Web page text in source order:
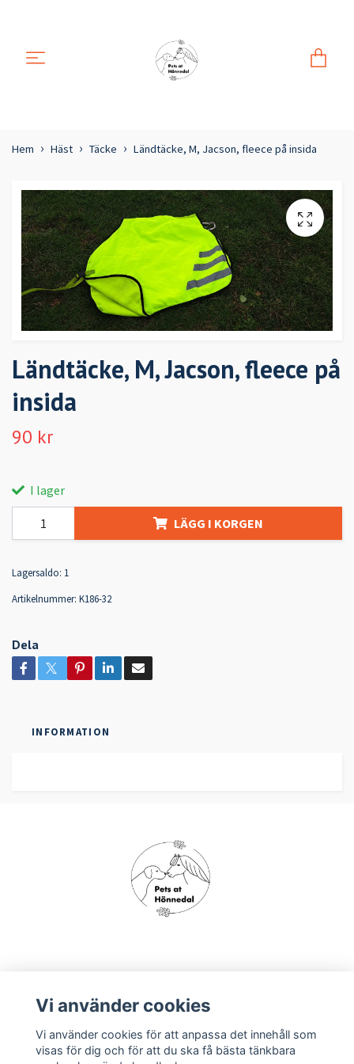
Hem Häst Täcke Ländtäcke, M, Jacson, fleece på insida
Ländtäcke, M, Jacson, fleece på
insida
90 kr
I lager
LÄGG I KORGEN
Lagersaldo: 1
Artikelnummer: K186-32
Dela
INFORMATION
Köpvillkor
Vi använder cookies
Vi använder cookies för att anpassa det innehåll som
visas för dig och för att du ska få bästa tänkbara